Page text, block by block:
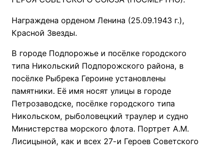
Награждена орденом Ленина (25.09.1943 г.),
Красной Звезды.
В городе Подпорожье и посёлке городского
типа Никольский Подпорожского района, в
посёлке Рыбрека Героине установлены
памятники. Её имя носят улицы в городе
Петрозаводске, посёлке городского типа
Никольском, рыболовецкий траулер и судно
Министерства морского флота. Портрет А.М.
Лисицыной, как и всех 27-и Героев Советского